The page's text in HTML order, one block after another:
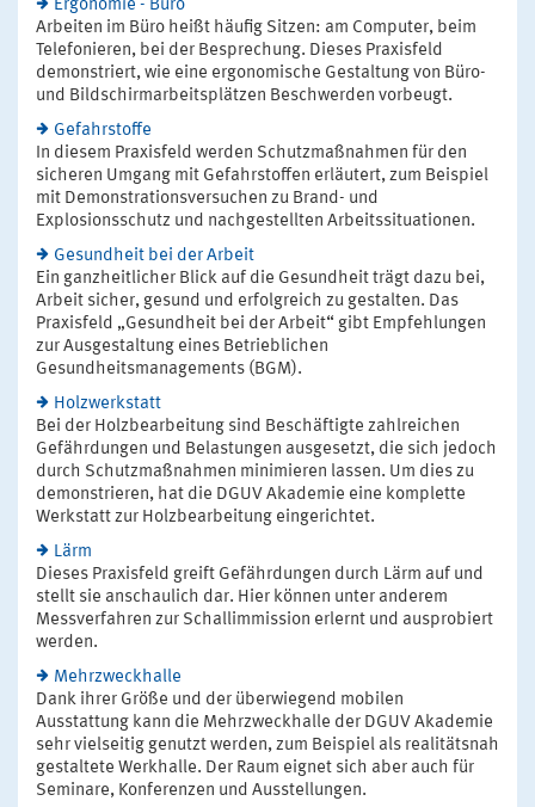
Ergonomie - Büro
Arbeiten im Büro heißt häufig Sitzen: am Computer, beim
Telefonieren, bei der Besprechung. Dieses Praxisfeld
demonstriert, wie eine ergonomische Gestaltung von Büro-
und Bildschirmarbeitsplätzen Beschwerden vorbeugt.
Gefahrstoffe
In diesem Praxisfeld werden Schutzmaßnahmen für den
sicheren Umgang mit Gefahrstoffen erläutert, zum Beispiel
mit Demonstrationsversuchen zu Brand- und
Explosionsschutz und nachgestellten Arbeitssituationen.
Gesundheit bei der Arbeit
Ein ganzheitlicher Blick auf die Gesundheit trägt dazu bei,
Arbeit sicher, gesund und erfolgreich zu gestalten. Das
Praxisfeld „Gesundheit bei der Arbeit“ gibt Empfehlungen
zur Ausgestaltung eines Betrieblichen
Gesundheitsmanagements (BGM).
Holzwerkstatt
Bei der Holzbearbeitung sind Beschäftigte zahlreichen
Gefährdungen und Belastungen ausgesetzt, die sich jedoch
durch Schutzmaßnahmen minimieren lassen. Um dies zu
demonstrieren, hat die DGUV Akademie eine komplette
Werkstatt zur Holzbearbeitung eingerichtet.
Lärm
Dieses Praxisfeld greift Gefährdungen durch Lärm auf und
stellt sie anschaulich dar. Hier können unter anderem
Messverfahren zur Schallimmission erlernt und ausprobiert
werden.
Mehrzweckhalle
Dank ihrer Größe und der überwiegend mobilen
Ausstattung kann die Mehrzweckhalle der DGUV Akademie
sehr vielseitig genutzt werden, zum Beispiel als realitätsnah
gestaltete Werkhalle. Der Raum eignet sich aber auch für
Seminare, Konferenzen und Ausstellungen.